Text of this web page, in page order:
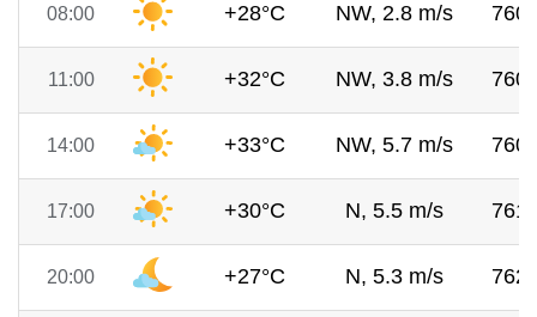
08:00 +28°C NW, 2.8 m/s 760
11:00 +32°C NW, 3.8 m/s 760
14:00 +33°C NW, 5.7 m/s 760
17:00 +30°C N, 5.5 m/s 761
20:00 +27°C N, 5.3 m/s 762